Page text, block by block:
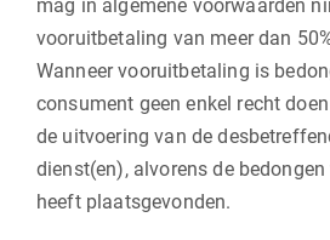
mag in algemene voorwaarden
vooruitbetaling van meer dan
Wanneer vooruitbetaling is
consument geen enkel recht
de uitvoering van de
dienst(en), alvorens de
heeft plaatsgevonden.